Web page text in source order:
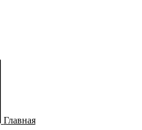
Главная